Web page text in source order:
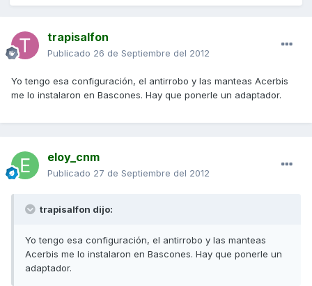
trapisalfon
Publicado 26 de Septiembre del 2012
Yo tengo esa configuración, el antirrobo y las manteas Acerbis
me lo instalaron en Bascones. Hay que ponerle un adaptador.
eloy_cnm
Publicado 27 de Septiembre del 2012
trapisalfon dijo:
Yo tengo esa configuración, el antirrobo y las manteas
Acerbis me lo instalaron en Bascones. Hay que ponerle un
adaptador.